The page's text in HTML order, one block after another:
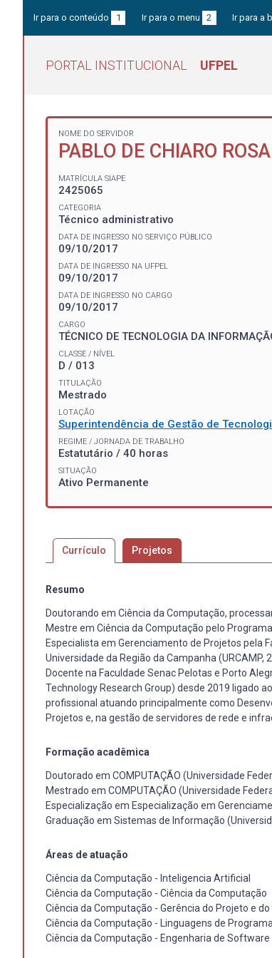
Ir para o conteúdo 1 Ir para o menu 2 Ir para a
PORTAL INSTITUCIONAL UFPEL
NOME DO SERVIDOR
PABLO DE CHIARO ROSA
MATRÍCULA SIAPE
2425065
CATEGORIA
Técnico administrativo
DATA DE INGRESSO NO SERVIÇO PÚBLICO
09/10/2017
DATA DE INGRESSO NA UFPEL
09/10/2017
DATA DE INGRESSO NO CARGO
09/10/2017
CARGO
TÉCNICO DE TECNOLOGIA DA
CLASSE / NÍVEL
D / 013
TITULAÇÃO
Mestrado
LOTAÇÃO
Superintendência de Gestão de
REGIME / JORNADA DE TRABALHO
Estatutário / 40 horas
SITUAÇÃO
Ativo Permanente
Currículo Projetos
Resumo
Doutorando em Ciência da Computação,
Mestre em Ciência da Computação pelo
Especialista em Gerenciamento de Projetos pela
Universidade da Região da Campanha
Docente na Faculdade Senac Pelotas e Porto
Technology Research Group) desde 2019 ligado
profissional atuando principalmente como
Projetos e, na gestão de servidores de rede e
Formação acadêmica
Doutorado em COMPUTAÇÃO (Universidade
Mestrado em COMPUTAÇÃO (Universidade
Especialização em Especialização em
Graduação em Sistemas de Informação
Áreas de atuação
Ciência da Computação - Inteligencia Artificial
Ciência da Computação - Ciência da Computação
Ciência da Computação - Gerência do Projeto e
Ciência da Computação - Linguagens de
Ciência da Computação - Engenharia de Software